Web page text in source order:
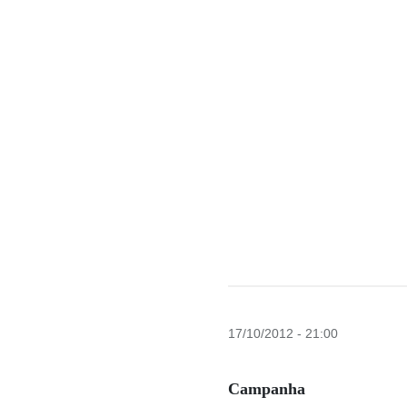
17/10/2012 - 21:00
Campanha